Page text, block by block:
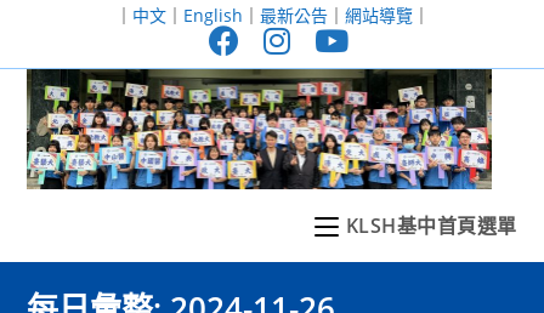
至
｜ 中文｜ English ｜ 最新公告｜ 網站導覽｜
KLSH基中首頁選單